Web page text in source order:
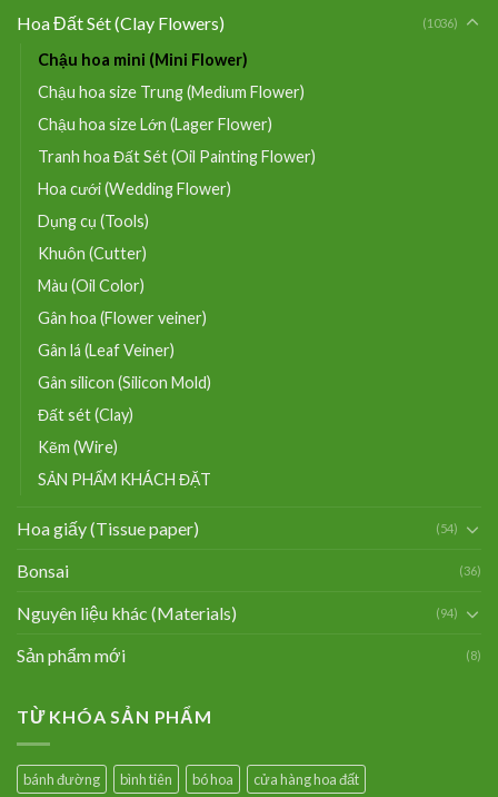
Hoa Đất Sét (Clay Flowers) (1036)
Chậu hoa mini (Mini Flower)
Chậu hoa size Trung (Medium Flower)
Chậu hoa size Lớn (Lager Flower)
Tranh hoa Đất Sét (Oil Painting Flower)
Hoa cưới (Wedding Flower)
Dụng cụ (Tools)
Khuôn (Cutter)
Màu (Oil Color)
Gân hoa (Flower veiner)
Gân lá (Leaf Veiner)
Gân silicon (Silicon Mold)
Đất sét (Clay)
Kẽm (Wire)
SẢN PHẨM KHÁCH ĐẶT
Hoa giấy (Tissue paper) (54)
Bonsai (36)
Nguyên liệu khác (Materials) (94)
Sản phẩm mới (8)
TỪ KHÓA SẢN PHẨM
bánh đường bình tiên bó hoa cửa hàng hoa đất